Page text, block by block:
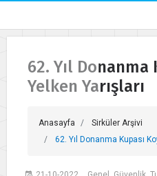
62. Yıl Donanma
Yelken Yarışları
Anasayfa
Sirküler Arşivi
62. Yıl Donanma Kupası